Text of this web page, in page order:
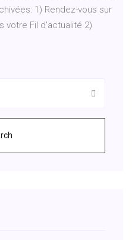
1) Rendez-vous sur
votre Fil d'actualité 2)